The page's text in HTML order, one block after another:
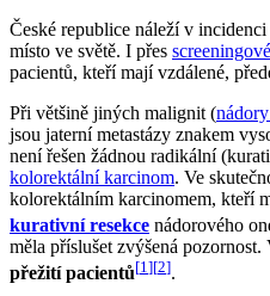
České republice náleží v incidenci
místo ve světě. I přes
pacientů, kteří mají vzdálené,
Při většině jiných malignit (
jsou jaterní metastázy znakem
není řešen žádnou radikální
kolorektální karcinom. Ve
kolorektálním karcinomem, kteří
kurativní resekce nádorového
měla příslušet zvýšená
přežití pacientů[1 ][2].